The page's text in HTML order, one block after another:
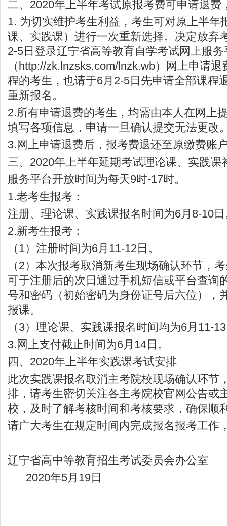
二、2020年上半年考试原报考费可申请退费
1. 为切实维护考生利益，考生可对原上半年
课、实践课）进行一次重新选择。决定放弃
2-5日登录辽宁省高等教育自学考试网上服务
（http://zk.lnzsks.com/lnzk.wb）网上申请退
程的考生，也请于6月2-5日先申请全部课程
重新报名。
2.所有申请退费的考生，均需由本人在网上
填写各项信息，申请一旦确认提交无法更改
3.网上申请退费后，报考费退还至原缴费账
三、2020年上半年延期考试理论课、实践课
服务平台开放时间为每天9时-17时。
1.老考生报考：
注册、理论课、实践课报名时间为6月8-10
2.新考生报考：
（1）注册时间为6月11-12日。
（2）本次报考取消新考生现场确认环节，
可于注册后的次日通过手机短信或平台查询
号和密码（初始密码为身份证号后六位），
报课。
（3）理论课、实践课报名时间均为6月11-
3.网上支付截止时间为6月14日。
四、2020年上半年实践课考试安排
此次实践课报名取消主考院校现场确认环节
排，请考生密切关注各主考院校官网公告或
校，及时了解考核时间和考核要求，确保顺
请广大考生在规定时间内完成报名报考工
辽宁省高中等教育招生考试委员会办公室
2020年5月19日